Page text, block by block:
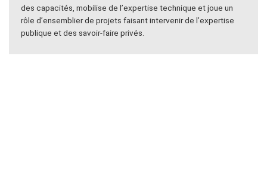
des capacités, mobilise de l’expertise technique et joue un
rôle d’ensemblier de projets faisant intervenir de l’expertise
publique et des savoir-faire privés.